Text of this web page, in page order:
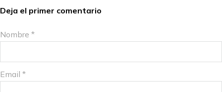
Deja el primer comentario
Nombre *
Email *